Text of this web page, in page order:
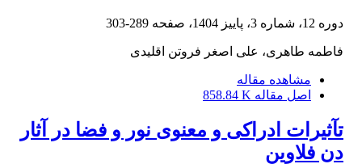
دوره 12، شماره 3، پاییز 1404، صفحه 289-303
فاطمه طاهری، علی اصغر فروتن اقلیدی
مشاهده مقاله
اصل مقاله 858.84 K
تآثیرات ادراکی و معنوی نور و فضا در آثار
دن فلاوین